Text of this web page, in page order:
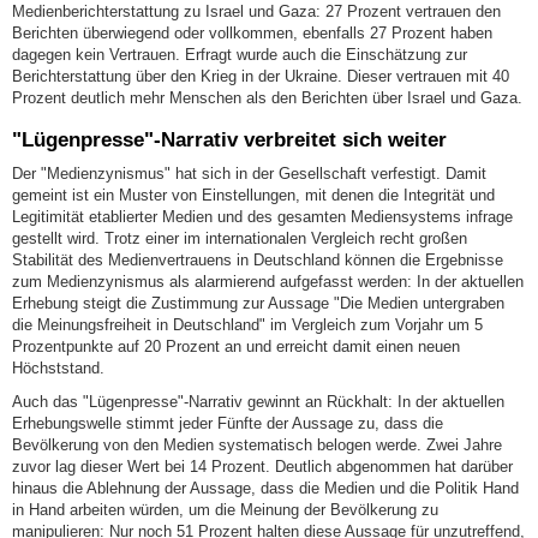
Medienberichterstattung zu Israel und Gaza: 27 Prozent vertrauen den
Berichten überwiegend oder vollkommen, ebenfalls 27 Prozent haben
dagegen kein Vertrauen. Erfragt wurde auch die Einschätzung zur
Berichterstattung über den Krieg in der Ukraine. Dieser vertrauen mit 40
Prozent deutlich mehr Menschen als den Berichten über Israel und Gaza.
"Lügenpresse"-Narrativ verbreitet sich weiter
Der "Medienzynismus" hat sich in der Gesellschaft verfestigt. Damit
gemeint ist ein Muster von Einstellungen, mit denen die Integrität und
Legitimität etablierter Medien und des gesamten Mediensystems infrage
gestellt wird. Trotz einer im internationalen Vergleich recht großen
Stabilität des Medienvertrauens in Deutschland können die Ergebnisse
zum Medienzynismus als alarmierend aufgefasst werden: In der aktuellen
Erhebung steigt die Zustimmung zur Aussage "Die Medien untergraben
die Meinungsfreiheit in Deutschland" im Vergleich zum Vorjahr um 5
Prozentpunkte auf 20 Prozent an und erreicht damit einen neuen
Höchststand.
Auch das "Lügenpresse"-Narrativ gewinnt an Rückhalt: In der aktuellen
Erhebungswelle stimmt jeder Fünfte der Aussage zu, dass die
Bevölkerung von den Medien systematisch belogen werde. Zwei Jahre
zuvor lag dieser Wert bei 14 Prozent. Deutlich abgenommen hat darüber
hinaus die Ablehnung der Aussage, dass die Medien und die Politik Hand
in Hand arbeiten würden, um die Meinung der Bevölkerung zu
manipulieren: Nur noch 51 Prozent halten diese Aussage für unzutreffend,